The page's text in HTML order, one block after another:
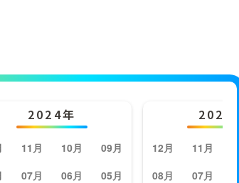
2024年
11月 10月
09月
07月 06月
05月
2023年
12月 11月
08月
07月